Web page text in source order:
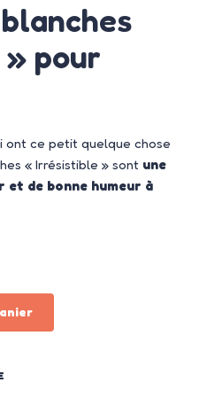
pour
ont ce petit quelque chose
« Irrésistible » sont une
et de bonne humeur à